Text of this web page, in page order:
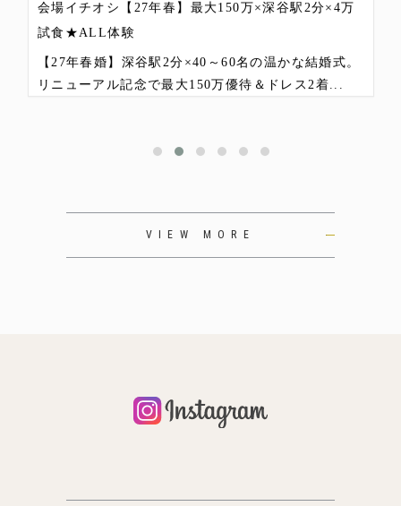
会場イチオシ【27年春】最大150万×深谷駅2分×4万
試食★ALL体験
【27年春婚】深谷駅2分×40～60名の温かな結婚式。
リニューアル記念で最大150万優待＆ドレス2着...
VIEW MORE